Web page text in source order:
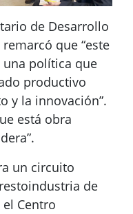
de Desarrollo
que “este
política que
productivo
y la innovación”.
está obra
un circuito
de
Centro